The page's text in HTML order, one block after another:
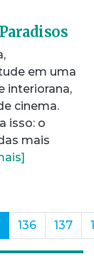
em uma
interiorana,
cinema.
isso: o
mais
(current)
136 137